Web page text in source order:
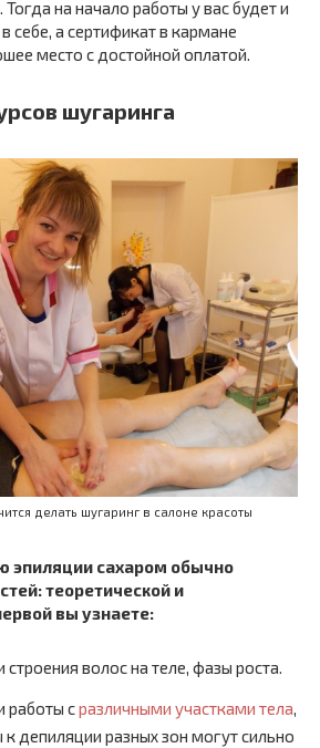
на начало работы у вас будет и
себе, а сертификат в кармане
место с достойной оплатой.
шугаринга
делать шугаринг в салоне красоты
эпиляции сахаром обычно
теоретической и
вы узнаете:
строения волос на теле, фазы роста.
работы сразличными участками тела,
депиляции разных зон могут сильно